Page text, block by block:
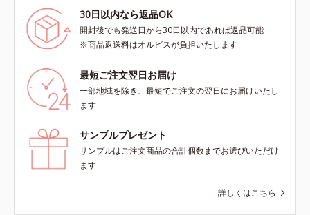
30日以内なら返品OK
開封後でも発送日から30日以内であれば返品可能
※商品返送料はオルビスが負担いたします
最短ご注文翌日お届け
一部地域を除き、最短でご注文の翌日にお届けいたし
ます
サンプルプレゼント
サンプルはご注文商品の合計個数までお選びいただけ
ます
詳しくはこちら